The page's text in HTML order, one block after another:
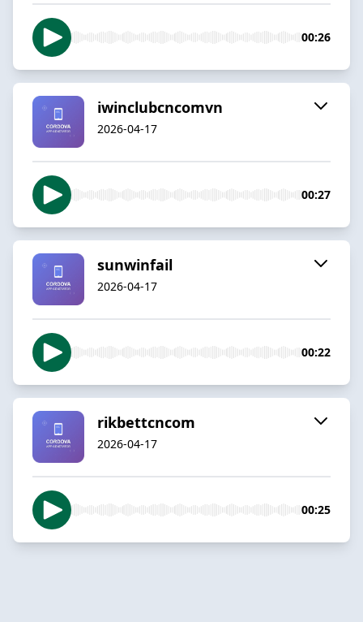
00:26
iwinclubcncomvn
2026-04-17
00:27
sunwinfail
2026-04-17
00:22
rikbettcncom
2026-04-17
00:25